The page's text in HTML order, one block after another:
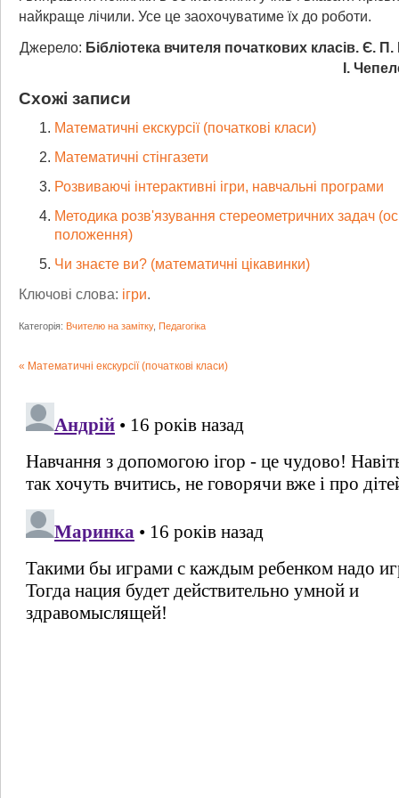
найкраще лічили. Усе це заохочуватиме їх до роботи.
Джерело: Бібліотека вчителя початкових класів. Є.
І.
Схожі записи
Математичні екскурсії (початкові класи)
Математичні стінгазети
Розвиваючі інтерактивні ігри, навчальні програми
Методика розв'язування стереометричних задач
положення)
Чи знаєте ви? (математичні цікавинки)
Ключові слова: ігри.
Категорія: Вчителю на замітку, Педагогіка
Математичні екскурсії (початкові класи)